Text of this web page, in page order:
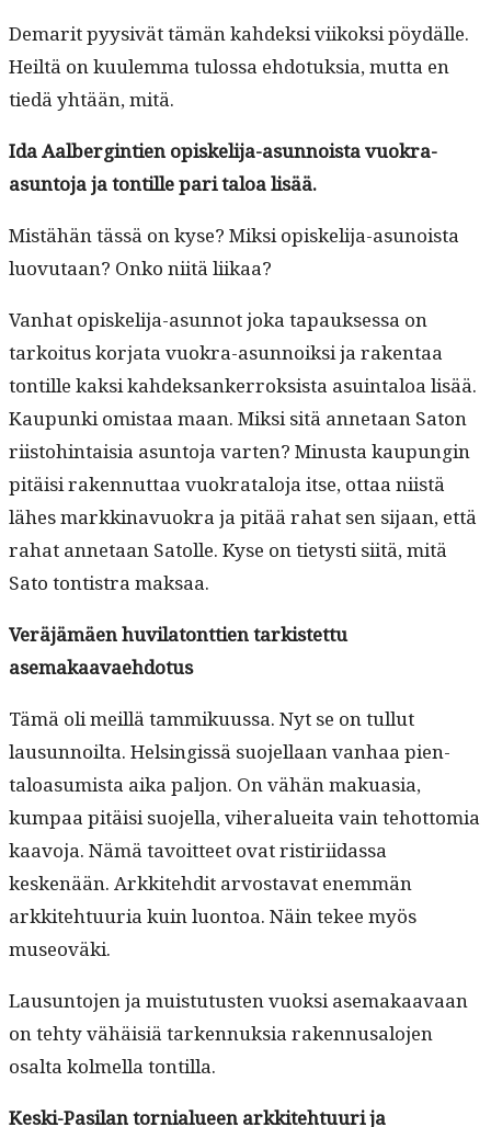
Demar­it pyy­sivät tämän kahdek­si viikok­si pöy­dälle.
Heiltä on kuulem­ma tulos­sa ehdo­tuk­sia, mut­ta en
tiedä yhtään, mitä.
Ida Aal­bergin­tien opiske­li­ja-asun­noista vuokra-
asun­to­ja ja ton­tille pari taloa lisää.
Mis­tähän tässä on kyse? Mik­si opiske­li­ja-asunoista
luovu­taan? Onko niitä liikaa?
Van­hat opiske­li­ja-asun­not joka tapauk­ses­sa on
tarkoi­tus kor­ja­ta vuokra-asun­noik­si ja rak­en­taa
ton­tille kak­si kahdek­sanker­roksista asuin­taloa lisää.
Kaupun­ki omis­taa maan. Mik­si sitä annetaan Saton
riis­to­hin­taisia asun­to­ja varten? Minus­ta kaupun­gin
pitäisi raken­nut­taa vuokrat­alo­ja itse, ottaa niistä
läh­es markki­navuokra ja pitää rahat sen sijaan, että
rahat annetaan Satolle. Kyse on tietysti siitä, mitä
Sato ton­tis­tra maksaa.
Veräjämäen huvi­la­tont­tien tark­istet­tu
asemakaavaehdotus
Tämä oli meil­lä tam­miku­us­sa. Nyt se on tul­lut
lausun­noil­ta. Helsingis­sä suo­jel­laan van­haa pien­
taloa­sum­ista aika paljon. On vähän makua­sia,
kumpaa pitäisi suo­jel­la, viher­aluei­ta vain tehot­to­mia
kaavo­ja. Nämä tavoit­teet ovat ris­tiri­idas­sa
keskenään. Arkkite­hdit arvosta­vat enem­män
arkkite­htu­uria kuin luon­toa. Näin tekee myös
museoväki.
Lausun­to­jen ja muis­tu­tusten vuok­si ase­makaavaan
on tehty vähäisiä tarken­nuk­sia raken­nusa­lo­jen
osalta kolmel­la tontilla.
Kes­ki-Pasi­lan tor­nialueen arkkite­htu­uri ja